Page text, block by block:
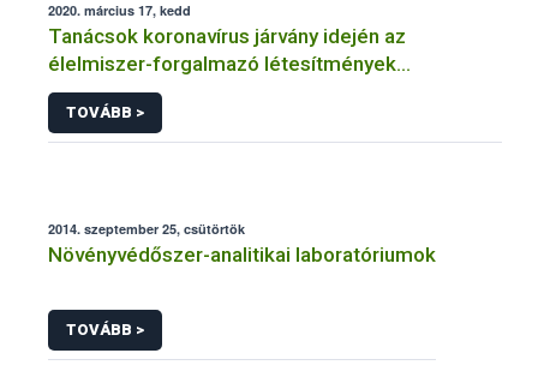
2020. március 17, kedd
Tanácsok koronavírus járvány idején az
élelmiszer-forgalmazó létesítmények
üzemeltetőinek
TOVÁBB >
2014. szeptember 25, csütörtök
Növényvédőszer-analitikai laboratóriumok
TOVÁBB >